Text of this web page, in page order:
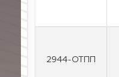
2944-ОТПП